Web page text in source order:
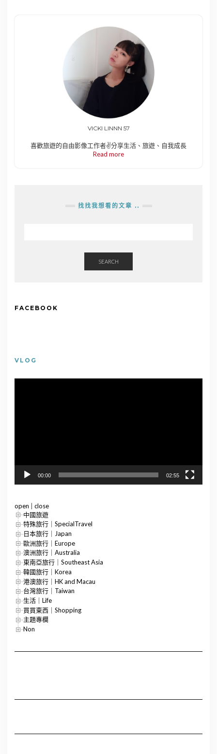
VICKI LINNN 57
喜歡旅遊的自由影像工作者✌️分享生活、旅遊、自我成長
Read more
找找我想看的文章 ..
SEARCH
FACEBOOK
VLOG
00:00 02:55
open
close
中國旅遊
特殊旅行｜SpecialTravel
日本旅行｜Japan
歐洲旅行｜Europe
澳洲旅行｜Australia
東南亞旅行｜Southeast Asia
韓國旅行｜Korea
港澳旅行｜HK and Macau
台灣旅行｜Taiwan
生活｜Life
買買東西｜Shopping
主題專欄
Non